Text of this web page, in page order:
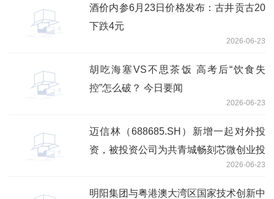
酒价内参6月23日价格发布：古井贡古20
下跌4元
2026-06-23
胡吃海塞VS不思茶饭 高考后“饮食失
控”怎么破？ 今日要闻
2026-06-23
迈信林（688685.SH）新增一起对外投
资，被投资公司为共青城畅刻芯微创业投
2026-06-23
明阳集团与粤港澳大湾区国家技术创新中